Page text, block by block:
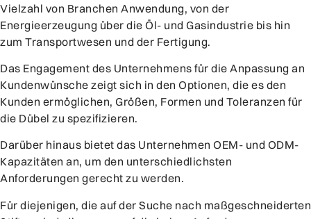
Vielzahl von Branchen Anwendung, von der
Energieerzeugung über die Öl- und Gasindustrie bis hin
zum Transportwesen und der Fertigung.
Das Engagement des Unternehmens für die Anpassung an
Kundenwünsche zeigt sich in den Optionen, die es den
Kunden ermöglichen, Größen, Formen und Toleranzen für
die Dübel zu spezifizieren.
Darüber hinaus bietet das Unternehmen OEM- und ODM-
Kapazitäten an, um den unterschiedlichsten
Anforderungen gerecht zu werden.
Für diejenigen, die auf der Suche nach maßgeschneiderten